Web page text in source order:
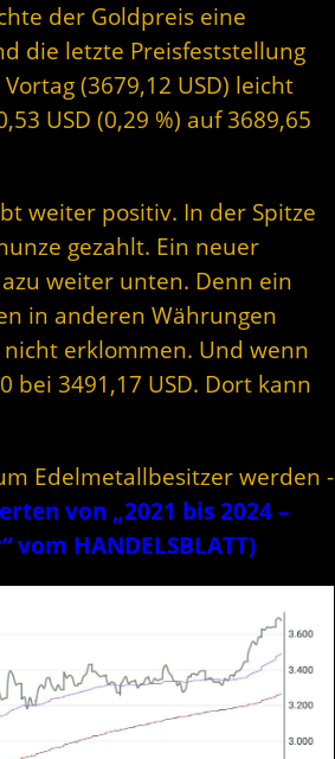
der Goldpreis eine
die letzte Preisfeststellung
(3679,12 USD) leicht
USD (0,29 %) auf 3689,65
weiter positiv. In der Spitze
gezahlt. Ein neuer
weiter unten. Denn ein
in anderen Währungen
erklommen. Und wenn
bei 3491,17 USD. Dort kann
Edelmetallbesitzer werden -
von „2021 bis 2024 –
vom HANDELSBLATT)